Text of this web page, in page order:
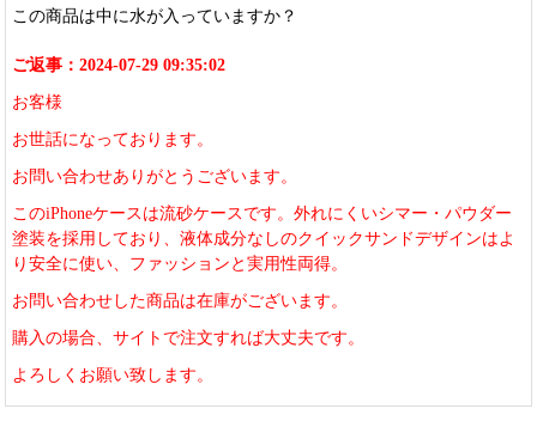
この商品は中に水が入っていますか？
ご返事：2024-07-29 09:35:02
お客様
お世話になっております。
お問い合わせありがとうございます。
このiPhoneケースは流砂ケースです。外れにくいシマー・パウダー
塗装を採用しており、液体成分なしのクイックサンドデザインはよ
り安全に使い、ファッションと実用性両得。
お問い合わせした商品は在庫がございます。
購入の場合、サイトで注文すれば大丈夫です。
よろしくお願い致します。